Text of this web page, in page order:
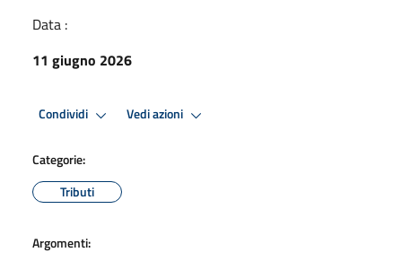
Data :
11 giugno 2026
Condividi Vedi azioni
Categorie:
Tributi
Argomenti: